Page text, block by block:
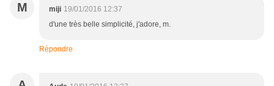
M miji 19/01/2016 12:37
d'une très belle simplicité, j'adore, m.
Répondre